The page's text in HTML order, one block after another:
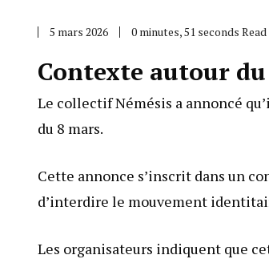
5 mars 2026 0 minutes, 51 seconds Read
Contexte autour
Le collectif Némésis a annoncé
du 8 mars.
Cette annonce s’inscrit dans un
d’interdire le mouvement
Les organisateurs indiquent que